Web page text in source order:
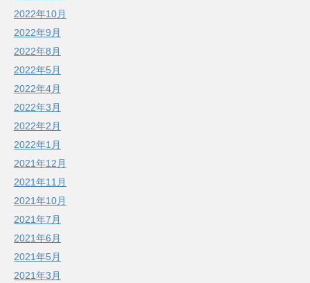
2022年10月
2022年9月
2022年8月
2022年5月
2022年4月
2022年3月
2022年2月
2022年1月
2021年12月
2021年11月
2021年10月
2021年7月
2021年6月
2021年5月
2021年3月